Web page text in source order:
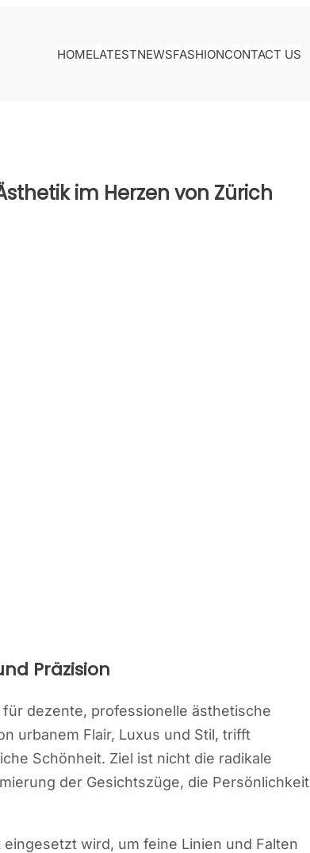
HOMELATESTNEWSFASHIONCONTACT US
im Herzen von Zürich
Präzision
dezente, professionelle ästhetische
urbanem Flair, Luxus und Stil, trifft
Schönheit. Ziel ist nicht die radikale
der Gesichtszüge, die Persönlichkeit
wird, um feine Linien und Falten